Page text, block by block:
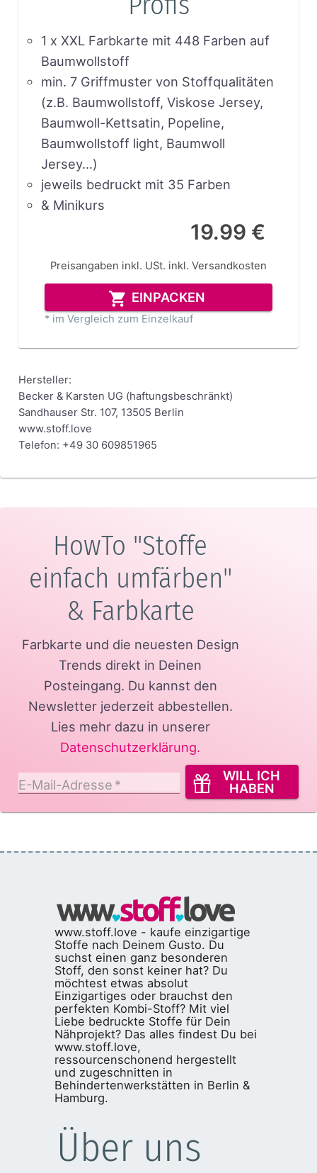
1 x XXL Farbkarte mit 448 Farben auf
Baumwollstoff
min. 7 Griffmuster von Stoffqualitäten
(z.B. Baumwollstoff, Viskose Jersey,
Baumwoll-Kettsatin, Popeline,
Baumwollstoff light, Baumwoll
Jersey…)
jeweils bedruckt mit 35 Farben
& Minikurs
19.99 €
Preisangaben inkl. USt. inkl. Versandkosten
EINPACKEN
* im Vergleich zum Einzelkauf
Hersteller:
Becker & Karsten UG (haftungsbeschränkt)
Sandhauser Str. 107, 13505 Berlin
www.stoff.love
Telefon: +49 30 609851965
HowTo "Stoffe
einfach umfärben"
& Farbkarte
Farbkarte und die neuesten Design
Trends direkt in Deinen
Posteingang. Du kannst den
Newsletter jederzeit abbestellen.
Lies mehr dazu in unserer
Datenschutzerklärung.
E-Mail-Adresse *
WILL ICH
HABEN
www.stoff.love - kaufe einzigartige
Stoffe nach Deinem Gusto. Du
suchst einen ganz besonderen
Stoff, den sonst keiner hat? Du
möchtest etwas absolut
Einzigartiges oder brauchst den
perfekten Kombi-Stoff? Mit viel
Liebe bedruckte Stoffe für Dein
Nähprojekt? Das alles findest Du bei
www.stoff.love,
ressourcenschonend hergestellt
und zugeschnitten in
Behindertenwerkstätten in Berlin &
Hamburg.
Über uns